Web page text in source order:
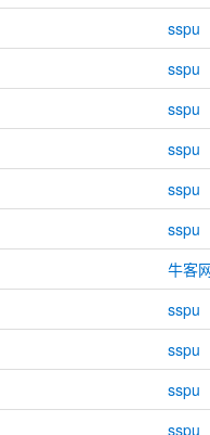
sspu
sspu
sspu
sspu
sspu
sspu
牛客
sspu
sspu
sspu
sspu